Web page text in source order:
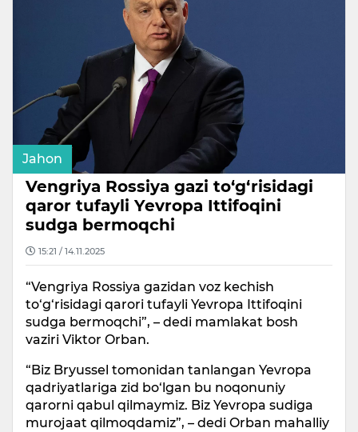
Jahon
Vengriya Rossiya gazi to‘g‘risidagi
qaror tufayli Yevropa Ittifoqini
sudga bermoqchi
15:21 / 14.11.2025
“Vengriya Rossiya gazidan voz kechish
to‘g‘risidagi qarori tufayli Yevropa Ittifoqini
sudga bermoqchi”, – dedi mamlakat bosh
vaziri Viktor Orban.
“Biz Bryussel tomonidan tanlangan Yevropa
qadriyatlariga zid bo‘lgan bu noqonuniy
qarorni qabul qilmaymiz. Biz Yevropa sudiga
murojaat qilmoqdamiz”, – dedi Orban mahalliy